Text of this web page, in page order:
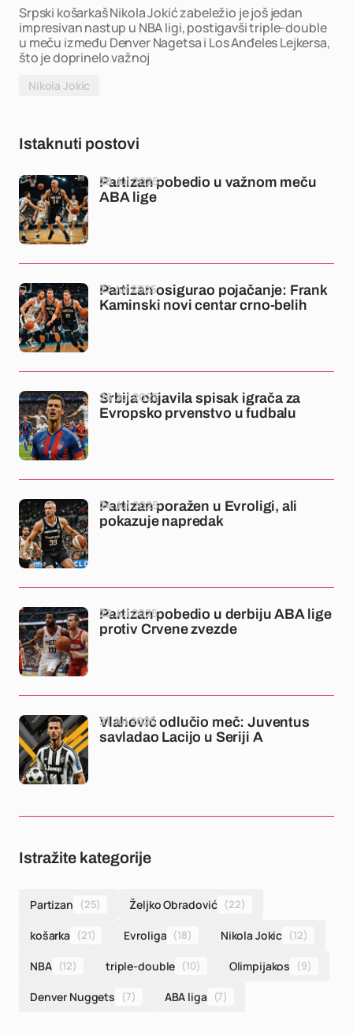
Srpski košarkaš Nikola Jokić zabeležio je još jedan
impresivan nastup u NBA ligi, postigavši triple-double
u meču između Denver Nagetsa i Los Anđeles Lejkersa,
što je doprinelo važnoj
Nikola Jokic
Istaknuti postovi
Partizan pobedio u važnom meču
ABA lige
28 Jul 2025
Partizan osigurao pojačanje: Frank
Kaminski novi centar crno-belih
27 Jul 2025
Srbija objavila spisak igrača za
Evropsko prvenstvo u fudbalu
26 Jul 2025
Partizan poražen u Evroligi, ali
pokazuje napredak
24 Jul 2025
Partizan pobedio u derbiju ABA lige
protiv Crvene zvezde
22 Jul 2025
Vlahović odlučio meč: Juventus
savladao Lacijo u Seriji A
21 Jul 2025
Istražite kategorije
Partizan (25) Željko Obradović (22)
košarka (21) Evroliga (18) Nikola Jokic (12)
NBA (12) triple-double (10) Olimpijakos (9)
Denver Nuggets (7) ABA liga (7)